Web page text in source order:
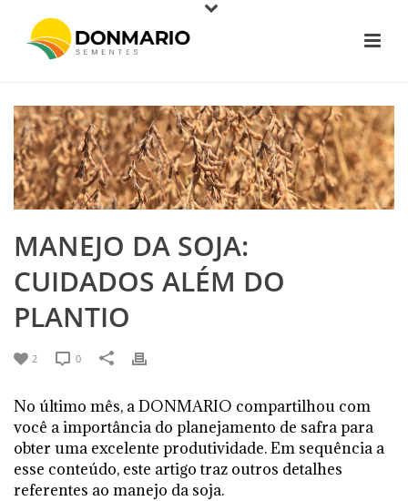
MANEJO DA SOJA:
CUIDADOS ALÉM DO
PLANTIO
2 0
No último mês, a DONMARIO compartilhou com
você a importância do planejamento de safra para
obter uma excelente produtividade. Em sequência a
esse conteúdo, este artigo traz outros detalhes
referentes ao manejo da soja.